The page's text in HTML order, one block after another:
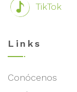
TikTok
Links
Conócenos